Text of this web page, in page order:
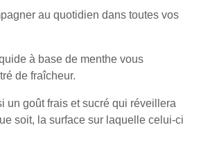
au quotidien dans toutes vos
à base de menthe vous
de fraîcheur.
un goût frais et sucré qui réveillera
soit, la surface sur laquelle celui-ci